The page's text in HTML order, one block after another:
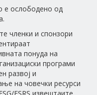
е ослободено од
членки и спонзори
понуда на
програми
развој и
на човечки ресурси